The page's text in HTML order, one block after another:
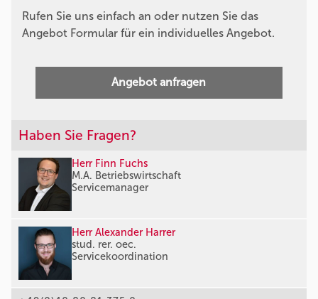
Rufen Sie uns einfach an oder nutzen Sie das
Angebot Formular für ein individuelles Angebot.
Angebot anfragen
Haben Sie Fragen?
Herr Finn Fuchs
M.A. Betriebswirtschaft
Servicemanager
Herr Alexander Harrer
stud. rer. oec.
Servicekoordination